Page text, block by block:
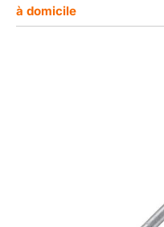
à domicile